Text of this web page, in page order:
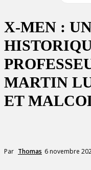
X-MEN :
MARTIN
ET
Par Thomas 6 novembre